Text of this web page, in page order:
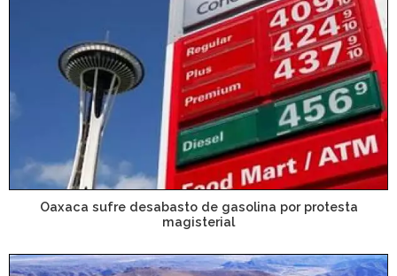
Oaxaca sufre desabasto de gasolina por protesta
magisterial